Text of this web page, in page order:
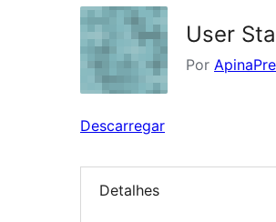
User
Por
Descarregar
Detalhes